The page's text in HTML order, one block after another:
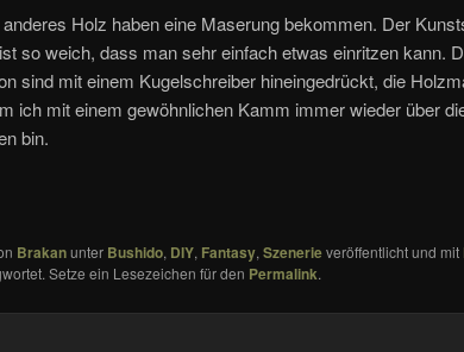
Holz haben eine Maserung bekommen. Der
so weich, dass man sehr einfach etwas einritzen kann.
sind mit einem Kugelschreiber hineingedrückt, die
ich mit einem gewöhnlichen Kamm immer wieder über
bin.
Brakanunter Bushido, DIY, Fantasy,Szenerieveröffentlicht und mit
Setze ein Lesezeichen für den Permalink.